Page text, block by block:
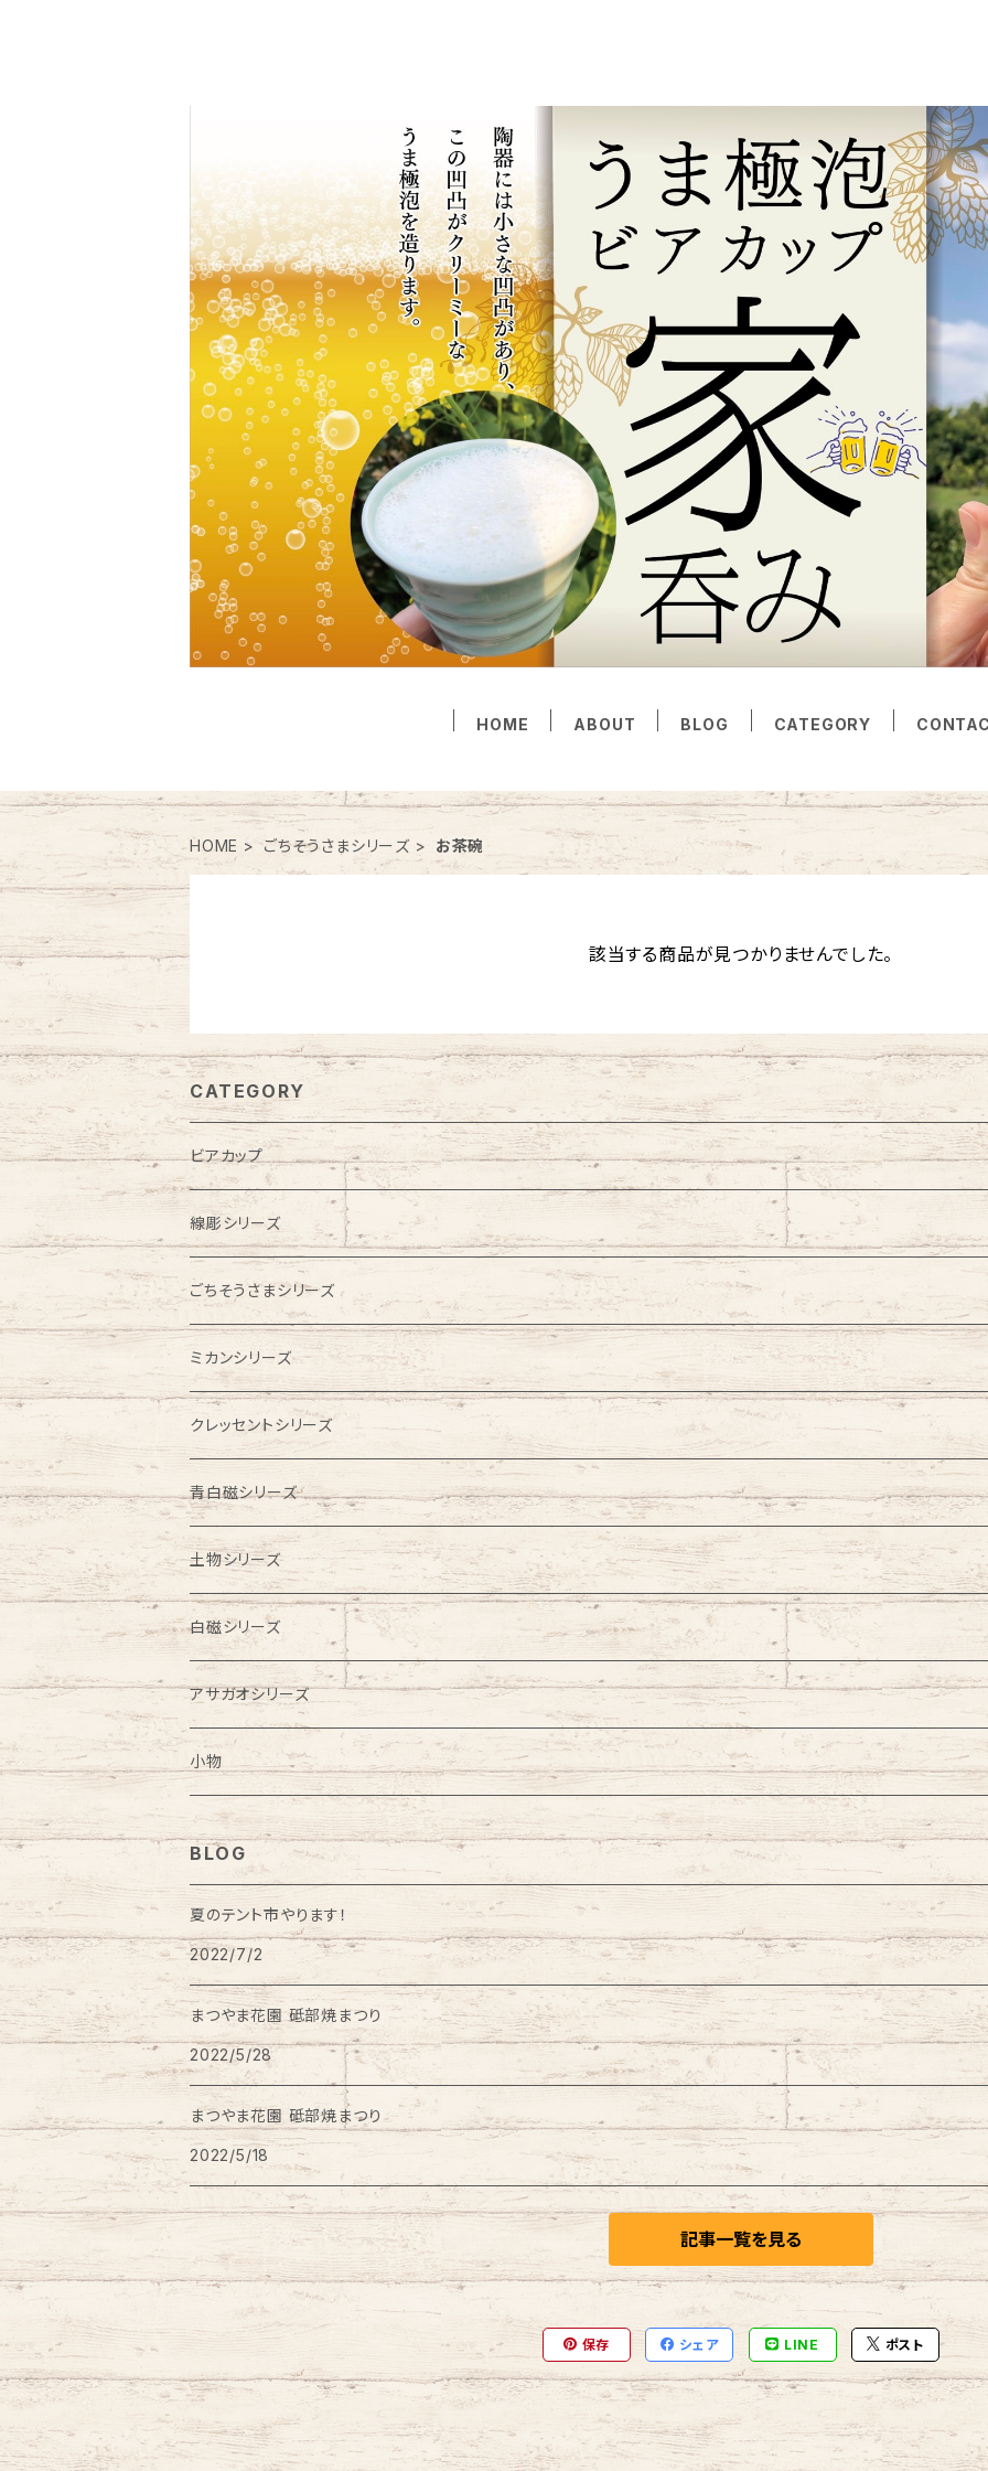
HOME ABOUT BLOG CATEGORY
HOME ごちそうさまシリーズ お茶碗
該当する商品が見つかりませんでした。
CATEGORY
ビアカップ
線彫シリーズ
ビアカップ
フリーカップ
お茶碗
お皿
鉢
ラーメン鉢
こども食器
お食い初めセット
蕎麦猪口
カップ＆ソーサー
酒器
ワインカップ
ワインクーラー
豆皿
はし置き
ごちそうさまシリーズ
こども食器
お食い初めセット
お皿
浅鉢
お茶碗
汁碗
湯飲み
はし置き
ミカンシリーズ
お皿
お茶碗
鉢
フリーカップ
蕎麦猪口
カップ＆ソーサー
はし置き
風鈴
クレッセントシリーズ
皿
豆皿
青白磁シリーズ
ビアカップ
土物シリーズ
ビアカップ
お皿
はし置き
白磁シリーズ
フリーカップ
蕎麦猪口
ゴブレット
花瓶
アサガオシリーズ
ビアカップ
フリーカップ
風鈴
小物
クリスマスオーナメント
鏡餅
BLOG
夏のテント市やります！
2022/7/2
まつやま花園 砥部焼まつり
2022/5/28
まつやま花園 砥部焼まつり
2022/5/18
記事一覧を見る
保存 シェア LINE ポスト